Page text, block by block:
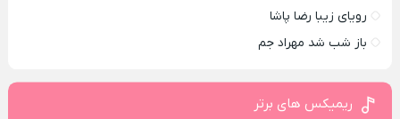
رویای زیبا رضا پاشا
باز شب شد مهراد جم
ریمیکس های برتر